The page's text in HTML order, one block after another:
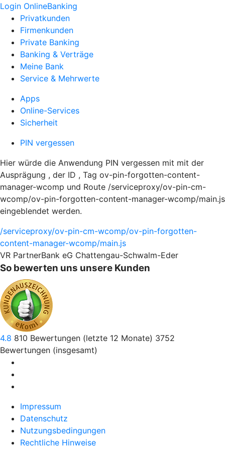
Login OnlineBanking
Privatkunden
Firmenkunden
Private Banking
Banking & Verträge
Meine Bank
Service & Mehrwerte
Apps
Online-Services
Sicherheit
PIN vergessen
Hier würde die Anwendung PIN vergessen mit mit der
Ausprägung , der ID , Tag ov-pin-forgotten-content-
manager-wcomp und Route /serviceproxy/ov-pin-cm-
wcomp/ov-pin-forgotten-content-manager-wcomp/main.js
eingeblendet werden.
/serviceproxy/ov-pin-cm-wcomp/ov-pin-forgotten-
content-manager-wcomp/main.js
VR PartnerBank eG Chattengau-Schwalm-Eder
So bewerten uns unsere Kunden
4.8 810 Bewertungen (letzte 12 Monate) 3752
Bewertungen (insgesamt)
Impressum
Datenschutz
Nutzungsbedingungen
Rechtliche Hinweise